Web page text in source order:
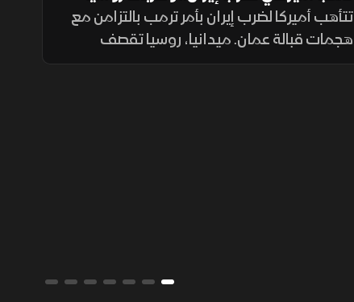
مكثفة تستهدف كييف
تتأهب أميركا لضرب إيران بأمر ترمب بالتزامن مع
هجمات قبالة عمان. ميدانيا، روسيا تقصف
أوكرانيا بـ35 صاروخا و185 مسيرة معظمها على